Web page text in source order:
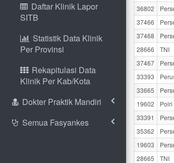
Daftar Klinik Lapor
SITB
Statistik Data Klinik
Per Provinsi
Rekapitulasi Data
Klinik Per Kab/Kota
Dokter Praktik Mandiri
Semua Fasyankes
36802
37466
37468
28666
TNI
37467
33393
33665
19602
Polri
33391
35362
19603
28665
TNI